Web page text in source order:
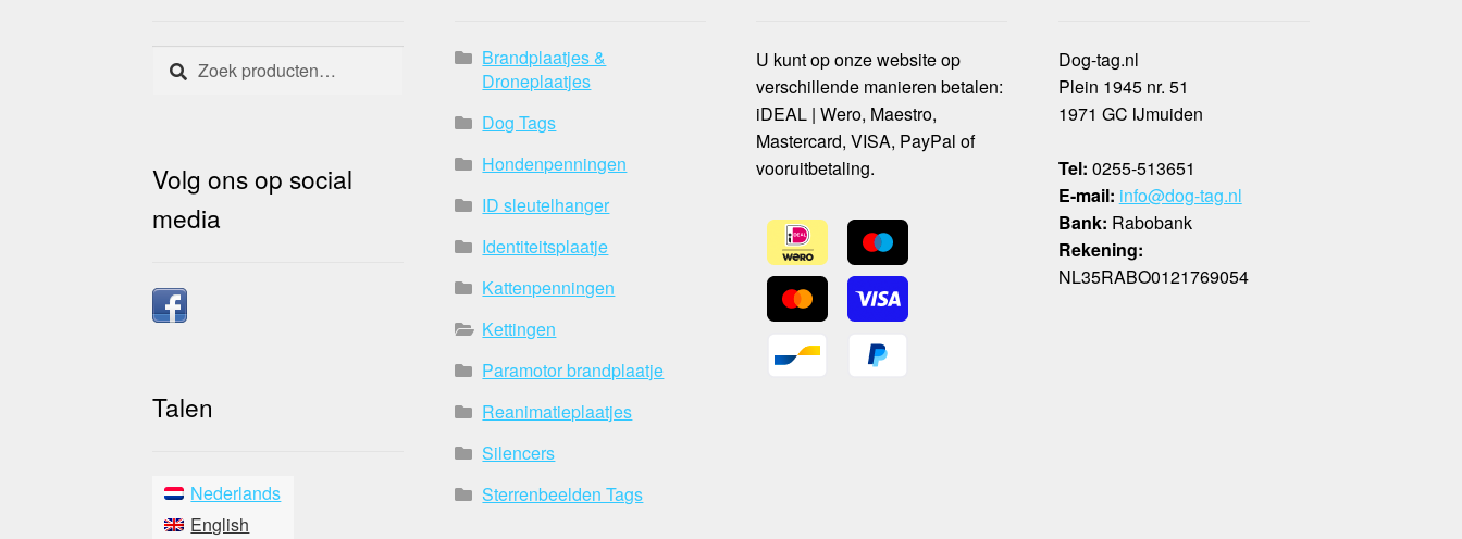
Zoeken
naar:
Zoeken
Volg ons op social
media
Talen
Nederlands
English
Brandplaatjes &
Droneplaatjes
Dog Tags
Hondenpenningen
ID sleutelhanger
Identiteitsplaatje
Kattenpenningen
Kettingen
Paramotor brandplaatje
Reanimatieplaatjes
Silencers
Sterrenbeelden Tags
U kunt op onze website op
verschillende manieren betalen:
iDEAL | Wero, Maestro,
Mastercard, VISA, PayPal of
vooruitbetaling.
Dog-tag.nl
Plein 1945 nr. 51
1971 GC IJmuiden
Tel: 0255-513651
E-mail: info@dog-tag.nl
Bank: Rabobank
Rekening:
NL35RABO0121769054